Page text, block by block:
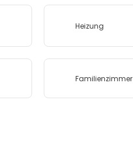
Heizung
Familienzimmer